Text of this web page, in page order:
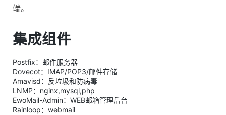
端。
集成组件
Postfix：邮件服务器
Dovecot：IMAP/POP3/邮件存储
Amavisd：反垃圾和防病毒
LNMP：nginx,mysql,php
EwoMail-Admin：WEB邮箱管理后台
Rainloop：webmail